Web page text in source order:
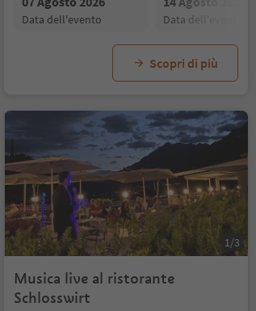
data dell'evento data dell'evento
Scopri di più
1/3
Musica live al ristorante
Schlosswirt